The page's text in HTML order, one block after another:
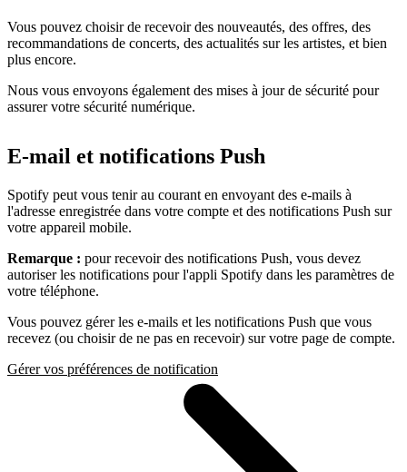
Vous pouvez choisir de recevoir des nouveautés, des offres, des
recommandations de concerts, des actualités sur les artistes, et bien
plus encore.
Nous vous envoyons également des mises à jour de sécurité pour
assurer votre sécurité numérique.
E-mail et notifications Push
Spotify peut vous tenir au courant en envoyant des e-mails à
l'adresse enregistrée dans votre compte et des notifications Push sur
votre appareil mobile.
Remarque : pour recevoir des notifications Push, vous devez
autoriser les notifications pour l'appli Spotify dans les paramètres de
votre téléphone.
Vous pouvez gérer les e-mails et les notifications Push que vous
recevez (ou choisir de ne pas en recevoir) sur votre page de compte.
Gérer vos préférences de notification